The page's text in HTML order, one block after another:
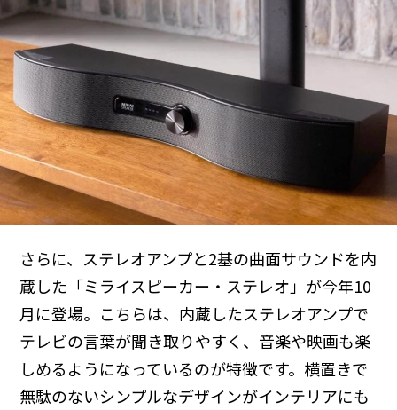
さらに、ステレオアンプと2基の曲面サウンドを内
蔵した「ミライスピーカー・ステレオ」が今年10
月に登場。こちらは、内蔵したステレオアンプで
テレビの言葉が聞き取りやすく、音楽や映画も楽
しめるようになっているのが特徴です。横置きで
無駄のないシンプルなデザインがインテリアにも